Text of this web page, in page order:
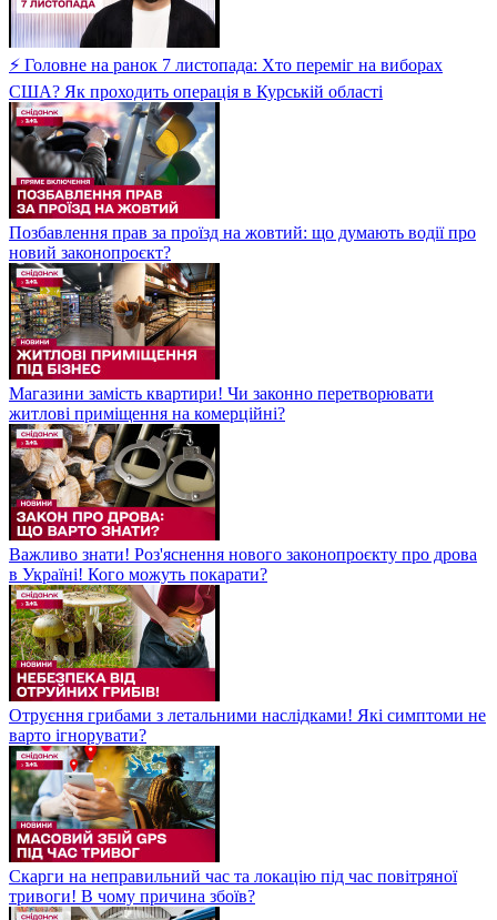
⚡ Головне на ранок 7 листопада: Хто переміг на виборах
США? Як проходить операція в Курській області
Позбавлення прав за проїзд на жовтий: що думають водії про
новий законопроєкт?
Магазини замість квартири! Чи законно перетворювати
житлові приміщення на комерційні?
Важливо знати! Роз'яснення нового законопроєкту про дрова
в Україні! Кого можуть покарати?
Отруєння грибами з летальними наслідками! Які симптоми не
варто ігнорувати?
Скарги на неправильний час та локацію під час повітряної
тривоги! В чому причина збоїв?